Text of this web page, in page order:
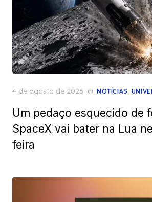
Posted
4 de agosto de 2026 in NOTÍCIAS,
Um pedaço esquecido de
SpaceX vai bater na Lua
feira